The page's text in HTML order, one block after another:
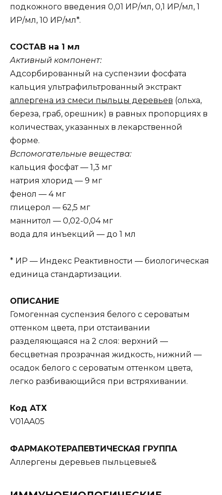
подкожного введения 0,01 ИР/мл, 0,1 ИР/мл, 1
ИР/мл, 10 ИР/мл*.
СОСТАВ на 1 мл
Активный компонент:
Адсорбированный на суспензии фосфата
кальция ультрафильтрованный экстракт
аллергена из смеси пыльцы деревьев (ольха,
береза, граб, орешник) в равных пропорциях в
количествах, указанных в лекарственной
форме.
Вспомогательные вещества:
кальция фосфат — 1,3 мг
натрия хлорид — 9 мг
фенол — 4 мг
глицерол — 62,5 мг
маннитол — 0,02-0,04 мг
вода для инъекций — до 1 мл
* ИР — Индекс Реактивности — биологическая
единица стандартизации.
ОПИСАНИЕ
Гомогенная суспензия белого с сероватым
оттенком цвета, при отстаивании
разделяющаяся на 2 слоя: верхний —
бесцветная прозрачная жидкость, нижний —
осадок белого с сероватым оттенком цвета,
легко разбивающийся при встряхивании.
Код АТХ
V01AA05
ФАРМАКОТЕРАПЕВТИЧЕСКАЯ ГРУППА
Аллергены деревьев пыльцевые&